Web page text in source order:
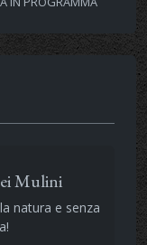
Mulini
natura e senza